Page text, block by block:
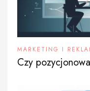
MARKETING I
Czy